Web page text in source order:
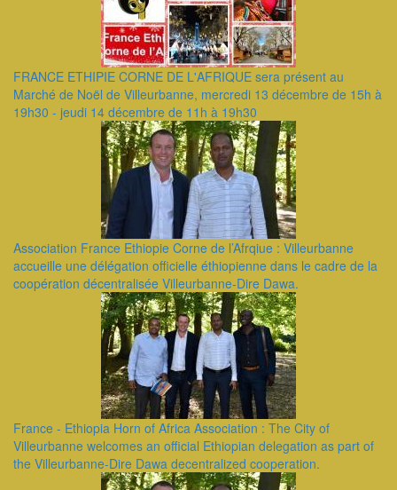
FRANCE ETHIPIE CORNE DE L'AFRIQUE sera présent au
Marché de Noël de Villeurbanne, mercredi 13 décembre de 15h à
19h30 - jeudi 14 décembre de 11h à 19h30
Association France Ethiopie Corne de l’Afrqiue : Villeurbanne
accueille une délégation officielle éthiopienne dans le cadre de la
coopération décentralisée Villeurbanne-Dire Dawa.
France - Ethiopia Horn of Africa Association : The City of
Villeurbanne welcomes an official Ethiopian delegation as part of
the Villeurbanne-Dire Dawa decentralized cooperation.